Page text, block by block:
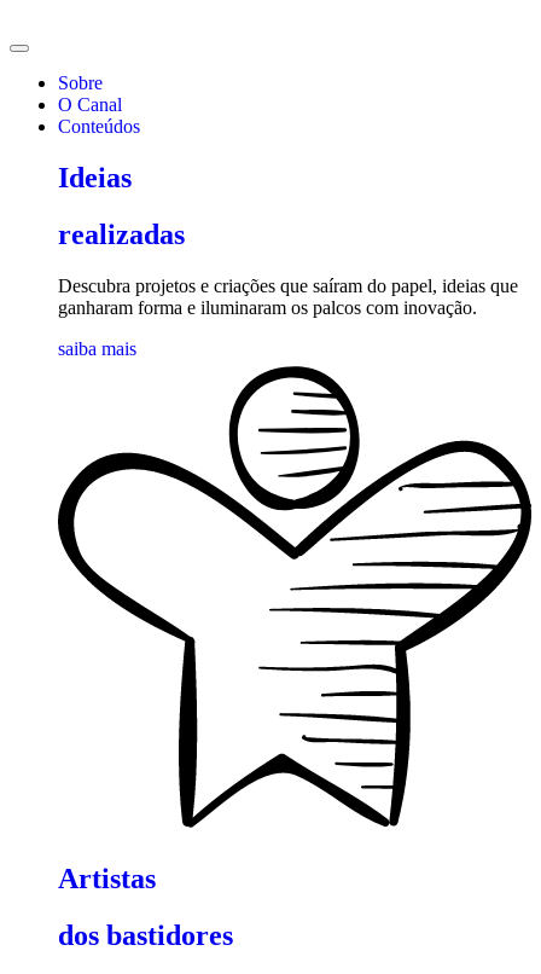
para
conteúdoSobre
O Canal
Conteúdos
Ideias
realizadas
Descubra projetos e criações que saíram do papel, ideias que
ganharam forma e iluminaram os palcos com inovação.
saiba mais
Artistas
dos bastidores